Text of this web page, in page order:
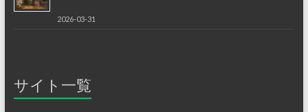
2026-03-31
サイト一覧